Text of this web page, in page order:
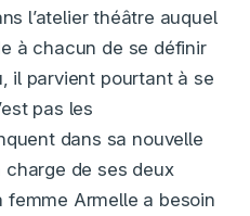
l’atelier théâtre auquel
à chacun de se définir
il parvient pourtant à se
pas les
dans sa nouvelle
de ses deux
femme Armelle a besoin